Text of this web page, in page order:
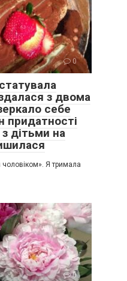
0
з двома
себе
придатності
дітьми на
Я тримала
0